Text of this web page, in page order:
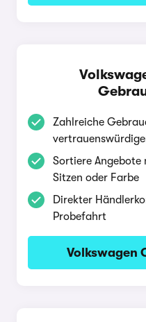
Zahlreiche
Sortiere
Sitzen oder Farbe
Direkter
Probefahrt
Volkswagen